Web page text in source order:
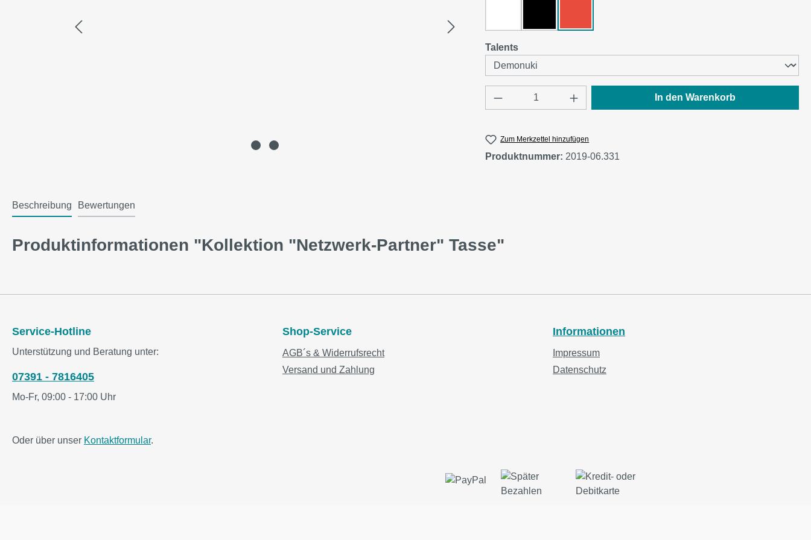
Talentsauswählen
Produkt Anzahl: Gib den gewünschten Wert ein
In den Warenkorb
Zum Merkzettel hinzufügen
Produktnummer: 2019-06.331
Beschreibung Bewertungen
Produktinformationen "Kollektion "Netzwerk-Partner" Tasse"
Service-Hotline
Unterstützung und Beratung unter:
07391 - 7816405
Mo-Fr, 09:00 - 17:00 Uhr
Oder über unser Kontaktformular.
Shop-Service
AGB´s & Widerrufsrecht
Versand und Zahlung
Informationen
Impressum
Datenschutz